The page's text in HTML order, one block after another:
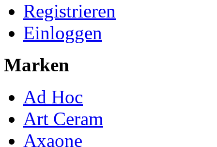
Registrieren
Einloggen
Marken
Ad Hoc
Art Ceram
Axaone